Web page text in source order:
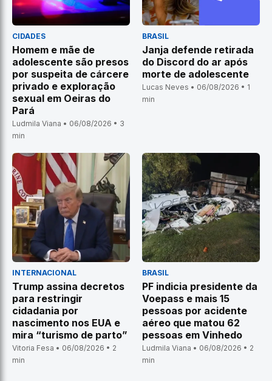
CIDADES
Homem e mãe de
adolescente são presos
por suspeita de cárcere
privado e exploração
sexual em Oeiras do
Pará
Ludmila Viana • 06/08/2026 • 3
min
BRASIL
Janja defende retirada
do Discord do ar após
morte de adolescente
Lucas Neves • 06/08/2026 • 1
min
INTERNACIONAL
Trump assina decretos
para restringir
cidadania por
nascimento nos EUA e
mira “turismo de parto”
Vitoria Fesa • 06/08/2026 • 2
min
BRASIL
PF indicia presidente da
Voepass e mais 15
pessoas por acidente
aéreo que matou 62
pessoas em Vinhedo
Ludmila Viana • 06/08/2026 • 2
min